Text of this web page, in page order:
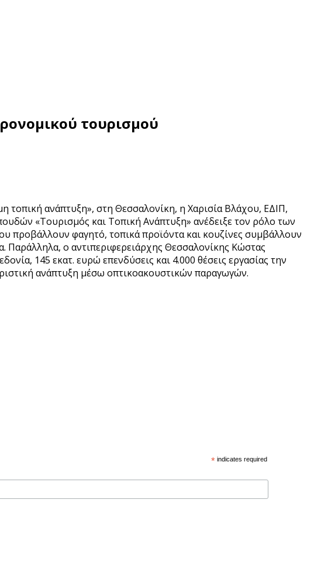
τουρισμού
τοπική ανάπτυξη», στη Θεσσαλονίκη, η Χαρισία Βλάχου, ΕΔΙΠ,
«Τουρισμός και Τοπική Ανάπτυξη» ανέδειξε τον ρόλο των
προβάλλουν φαγητό, τοπικά προϊόντα και κουζίνες συμβάλλουν
Παράλληλα, ο αντιπεριφερειάρχης Θεσσαλονίκης Κώστας
145 εκατ. ευρώ επενδύσεις και 4.000 θέσεις εργασίας την
ανάπτυξη μέσω οπτικοακουστικών παραγωγών.
* indicates required